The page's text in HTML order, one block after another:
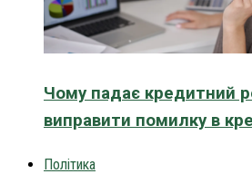
Чому падає кредитний
виправити помилку в
Політика